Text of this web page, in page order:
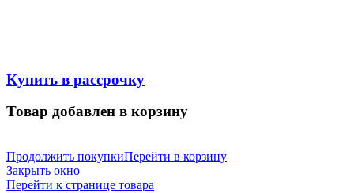
Купить в рассрочку
Товар добавлен в корзину
Продолжить покупкиПерейти в корзину
Закрыть окно
Перейти к странице товара